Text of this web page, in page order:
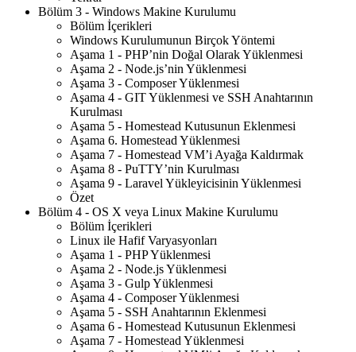
Bölüm 3 - Windows Makine Kurulumu
Bölüm İçerikleri
Windows Kurulumunun Birçok Yöntemi
Aşama 1 - PHP’nin Doğal Olarak Yüklenmesi
Aşama 2 - Node.js’nin Yüklenmesi
Aşama 3 - Composer Yüklenmesi
Aşama 4 - GIT Yüklenmesi ve SSH Anahtarının
Kurulması
Aşama 5 - Homestead Kutusunun Eklenmesi
Aşama 6. Homestead Yüklenmesi
Aşama 7 - Homestead VM’i Ayağa Kaldırmak
Aşama 8 - PuTTY’nin Kurulması
Aşama 9 - Laravel Yükleyicisinin Yüklenmesi
Özet
Bölüm 4 - OS X veya Linux Makine Kurulumu
Bölüm İçerikleri
Linux ile Hafif Varyasyonları
Aşama 1 - PHP Yüklenmesi
Aşama 2 - Node.js Yüklenmesi
Aşama 3 - Gulp Yüklenmesi
Aşama 4 - Composer Yüklenmesi
Aşama 5 - SSH Anahtarının Eklenmesi
Aşama 6 - Homestead Kutusunun Eklenmesi
Aşama 7 - Homestead Yüklenmesi